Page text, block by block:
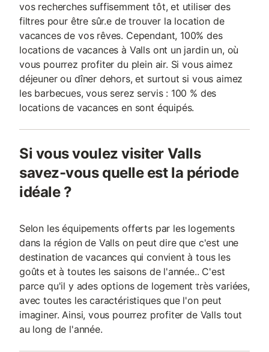
vos recherches suffisemment tôt, et utiliser des
filtres pour être sûr.e de trouver la location de
vacances de vos rêves. Cependant, 100% des
locations de vacances à Valls ont un jardin un, où
vous pourrez profiter du plein air. Si vous aimez
déjeuner ou dîner dehors, et surtout si vous aimez
les barbecues, vous serez servis : 100 % des
locations de vacances en sont équipés.
Si vous voulez visiter Valls
savez-vous quelle est la période
idéale ?
Selon les équipements offerts par les logements
dans la région de Valls on peut dire que c'est une
destination de vacances qui convient à tous les
goûts et à toutes les saisons de l'année.. C'est
parce qu'il y ades options de logement très variées,
avec toutes les caractéristiques que l'on peut
imaginer. Ainsi, vous pourrez profiter de Valls tout
au long de l'année.